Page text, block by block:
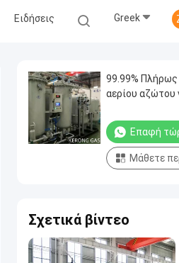
Ειδήσεις Greek
99.99%
αερίου αζώτου
Επαφή
Μάθετε
Σχετικά βίντεο